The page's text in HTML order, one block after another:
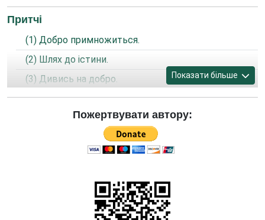
Притчі
(1) Добро примножиться.
(2) Шлях до істини.
(3) Дивись на добро.
(4) Молитва ув’язненого.
(5) Світ єдиний і Бог один.
(6) Бути християнином.
(7) Призри, Прости і Збережи.
(9) Старі та нові гріхи.
(10) Серце в Господі.
Показати більше
Пожертвувати автору: